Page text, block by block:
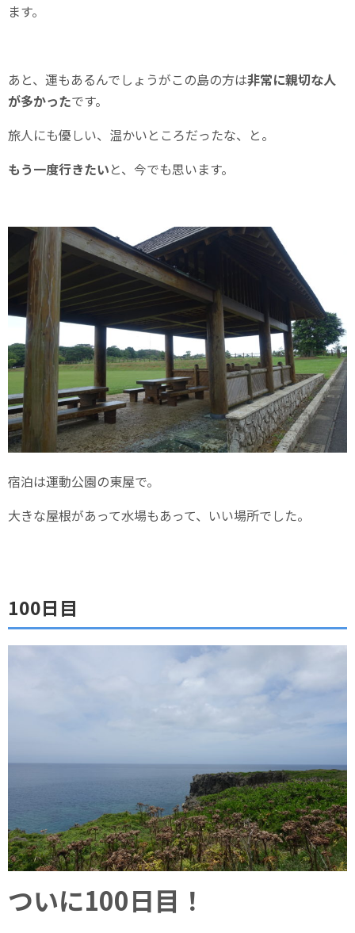
ます。
あと、運もあるんでしょうがこの島の方は非常に親切な人
が多かったです。
旅人にも優しい、温かいところだったな、と。
もう一度行きたいと、今でも思います。
宿泊は運動公園の東屋で。
大きな屋根があって水場もあって、いい場所でした。
100日目
ついに100日目！